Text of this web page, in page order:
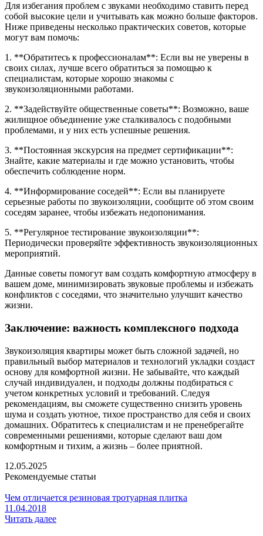
Для избегания проблем с звуками необходимо ставить перед
собой высокие цели и учитывать как можно больше факторов.
Ниже приведены несколько практических советов, которые
могут вам помочь:
1. **Обратитесь к профессионалам**: Если вы не уверены в
своих силах, лучше всего обратиться за помощью к
специалистам, которые хорошо знакомы с
звукоизоляционными работами.
2. **Задействуйте общественные советы**: Возможно, ваше
жилищное объединение уже сталкивалось с подобными
проблемами, и у них есть успешные решения.
3. **Постоянная экскурсия на предмет сертификации**:
Знайте, какие материалы и где можно установить, чтобы
обеспечить соблюдение норм.
4. **Информирование соседей**: Если вы планируете
серьезные работы по звукоизоляции, сообщите об этом своим
соседям заранее, чтобы избежать недопонимания.
5. **Регулярное тестирование звукоизоляции**:
Периодически проверяйте эффективность звукоизоляционных
мероприятий.
Данные советы помогут вам создать комфортную атмосферу в
вашем доме, минимизировать звуковые проблемы и избежать
конфликтов с соседями, что значительно улучшит качество
жизни.
Заключение: важность комплексного подхода
Звукоизоляция квартиры может быть сложной задачей, но
правильный выбор материалов и технологий укладки создаст
основу для комфортной жизни. Не забывайте, что каждый
случай индивидуален, и подходы должны подбираться с
учетом конкретных условий и требований. Следуя
рекомендациям, вы сможете существенно снизить уровень
шума и создать уютное, тихое пространство для себя и своих
домашних. Обратитесь к специалистам и не пренебрегайте
современными решениями, которые сделают ваш дом
комфортным и тихим, а жизнь – более приятной.
12.05.2025
Рекомендуемые статьи
Чем отличается резиновая тротуарная плитка
11.04.2018
Читать далее